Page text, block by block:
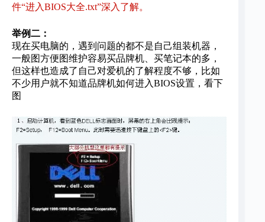
件“进入BIOS大全.txt”深入了解。
举例二：
现在买电脑的，遇到问题的都不是自己组装机器，
一般图方便图维护容易买品牌机、买笔记本的多，
但这样也造成了自己对爱机的了解程度不够，比如
不少用户就不知道品牌机如何进入BIOS设置，看下
图